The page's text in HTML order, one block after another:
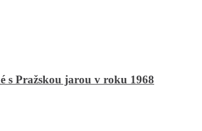
s Pražskou jarou v roku 1968